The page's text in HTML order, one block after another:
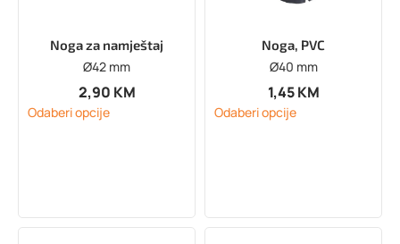
Noga za namještaj
Ø42 mm
2,90 KM
Odaberi opcije
Noga, PVC
Ø40 mm
1,45KM
Odaberi opcije